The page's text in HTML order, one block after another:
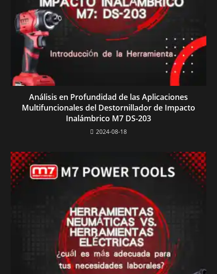
Análisis en Profundidad de las Aplicaciones
Multifuncionales del Destornillador de Impacto
Inalámbrico M7 DS-203
2024-08-18